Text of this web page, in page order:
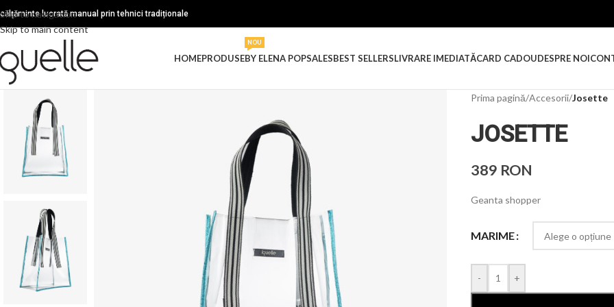
Skip to navigation
Skip to main content
lucrată manual prin tehnici tradiționale
HOMEPRODUSEBY ELENA POP
NOU
SALESBEST SELLERSLIVRARE IMEDIATĂCARD CADOUDESPRE NOI
Prima pagină/Accesorii/Josette
JOSETTE
389 RON
Geanta shopper
MARIME
- +